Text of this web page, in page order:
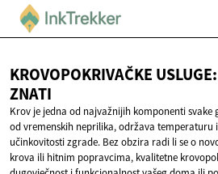
KROVOPOKRIVAČKE
ZNATI
Krov je jedna od najvažnijih komponenti
od vremenskih neprilika, održava temperaturu
učinkovitosti zgrade. Bez obzira radi li se o
krova ili hitnim popravcima, kvalitetne